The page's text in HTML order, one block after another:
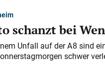
schanzt bei
Unfall auf der A 8 sind
schwer